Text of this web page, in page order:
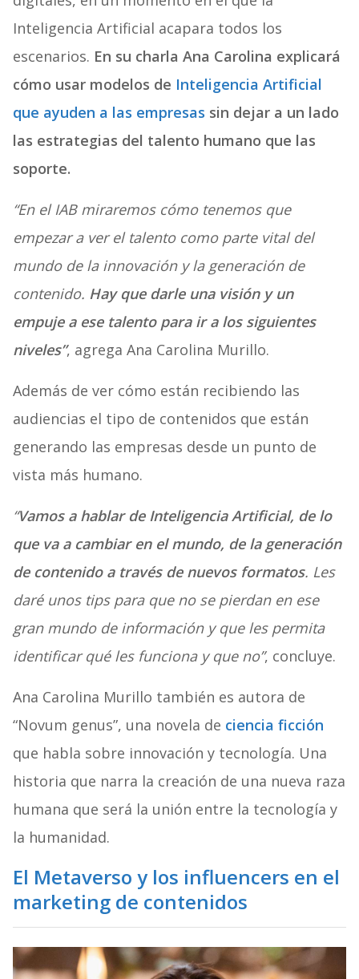
Inteligencia Artificial acapara todos los
escenarios. En su charla Ana Carolina explicará
cómo usar modelos de Inteligencia Artificial
que ayuden a las empresas sin dejar a un lado
las estrategias del talento humano que las
soporte.
“En el IAB miraremos cómo tenemos que
empezar a ver el talento como parte vital del
mundo de la innovación y la generación de
contenido. Hay que darle una visión y un
empuje a ese talento para ir a los siguientes
niveles”, agrega Ana Carolina Murillo.
Además de ver cómo están recibiendo las
audiencias el tipo de contenidos que están
generando las empresas desde un punto de
vista más humano.
“Vamos a hablar de Inteligencia Artificial, de lo
que va a cambiar en el mundo, de la generación
de contenido a través de nuevos formatos. Les
daré unos tips para que no se pierdan en ese
gran mundo de información y que les permita
identificar qué les funciona y que no”, concluye.
Ana Carolina Murillo también es autora de
“Novum genus”, una novela de ciencia ficción
que habla sobre innovación y tecnología. Una
historia que narra la creación de una nueva raza
humana que será la unión entre la tecnología y
la humanidad.
El Metaverso y los influencers en el
marketing de contenidos